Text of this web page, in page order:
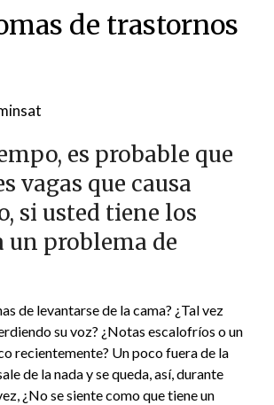
de trastornos
es probable que
vagas que causa
si usted tiene los
un problema de
de levantarse de la cama? ¿Tal vez
su voz? ¿Notas escalofríos o un
recientemente? Un poco fuera de la
de la nada y se queda, así, durante
¿No se siente como que tiene un